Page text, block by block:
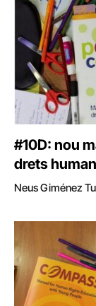
#10D: nou
drets
Neus Giménez